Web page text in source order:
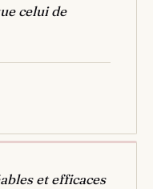
celui de
et efficaces